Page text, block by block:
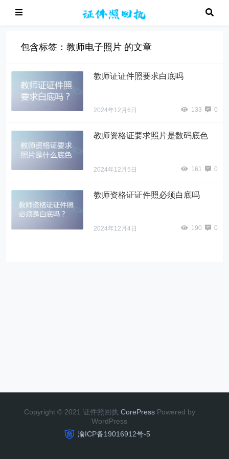
包含标签：教师电子照片 的文章
教师证证件照要求白底吗
2024年12月6日 133 0
教师资格证要求照片是数码底色
2024年12月5日 161 0
教师资格证证件照必须白底吗
2024年12月4日 190 0
Copyright © 2021 证件照回执 CorePress Powered by
WordPress
渝ICP备19016912号-5